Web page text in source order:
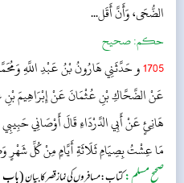
الضُّحَى، وَأَنَّ أَقَل...
حکم:صحیح
1705و حَدَّثَنِي هَارُونُ بْنُ عَبْدِ اللَّهِ
عَنْ الضَّحَّاكِ بْنِ عُثْمَانَ عَنْ إِبْرَاهِيمَ بْنِ
هَانِئٍ عَنْ أَبِي الدَّرْدَاءِ قَالَ أَوْصَانِي
مَا عِشْتُ بِصِيَامِ ثَلَاثَةِ أَيَّامٍ مِنْ كُلِّ شَهْرٍ
صحیح مسلم:کتاب: مسافرو ں کی نماز قصر کا بیان(باب: